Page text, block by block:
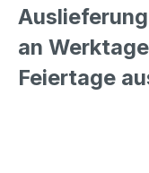
an
Feiertage